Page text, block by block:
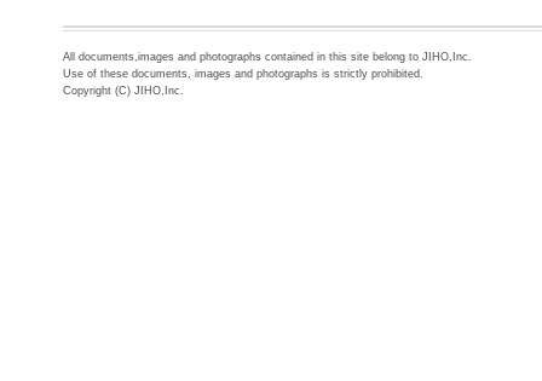
All documents,images and photographs contained in this site belong to JIHO,Inc.
Use of these documents, images and photographs is strictly prohibited.
Copyright (C) JIHO,Inc.